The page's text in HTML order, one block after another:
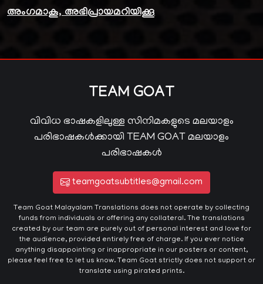
അംഗമാകൂ, അഭിപ്രായമറിയിക്കൂ
TEAM GOAT
വിവിധ ഭാഷകളിലുള്ള സിനിമകളുടെ മലയാളം
പരിഭാഷകൾക്കായി TEAM GOAT മലയാളം
പരിഭാഷകൾ
teamgoatsubtitles@gmail.com
Team Goat Malayalam Translations does not operate by collecting
funds from individuals or offering any collateral. The translations
created by our team are purely out of personal interest and love for
the audience, provided entirely free of charge. If you ever notice
anything disappointing or inappropriate in our posters or content,
please feel free to let us know. Team Goat strictly does not support or
translate using pirated prints.